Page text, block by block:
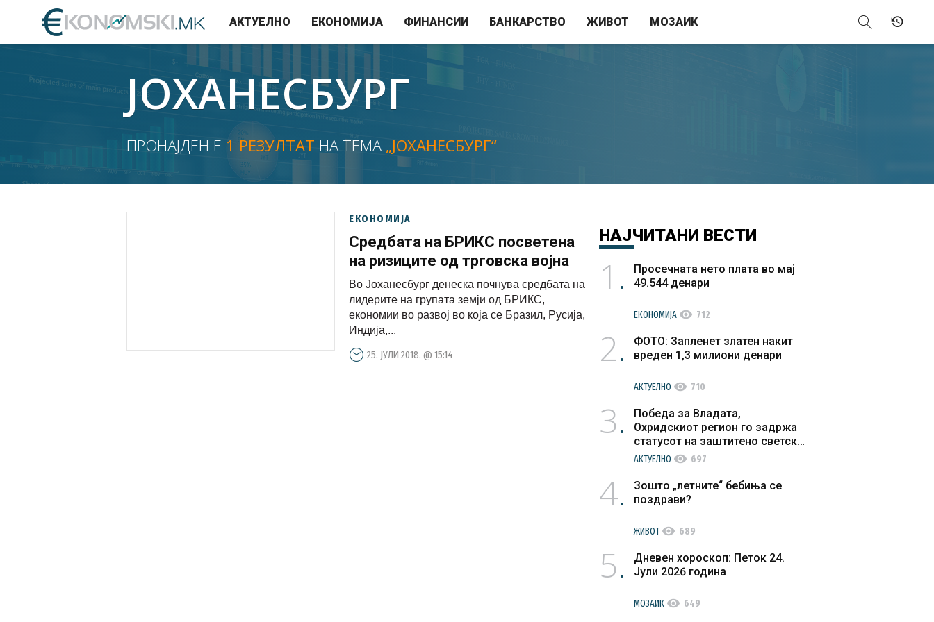
АКТУЕЛНО ЕКОНОМИЈА ФИНАНСИИ БАНКАРСТВО ЖИВОТ МОЗАИК
ЈОХАНЕСБУРГ
ПРОНАЈДЕН Е 1 РЕЗУЛТАТ НА ТЕМА „ЈОХАНЕСБУРГ“
ЕКОНОМИЈА
Средбата на БРИКС посветена
на ризиците од трговска војна
Во Јоханесбург денеска почнува средбата на
лидерите на групата земји од БРИКС,
економии во развој во која се Бразил, Русија,
Индија,...
25. ЈУЛИ 2018. @ 15:14
НАЈЧИТАНИ ВЕСТИ
1
Просечната нето плата во мај
49.544 денари
ЕКОНОМИЈА visibility 712
2
ФОТО: Запленет златен накит
вреден 1,3 милиони денари
АКТУЕЛНО visibility 710
3
Победа за Владата,
Охридскиот регион го задржа
статусот на заштитено светско
културно наследство
АКТУЕЛНО visibility 697
4
Зошто „летните“ бебиња се
поздрави?
ЖИВОТvisibility 689
5
Дневен хороскоп: Петок 24.
Јули 2026 година
МОЗАИК visibility 649